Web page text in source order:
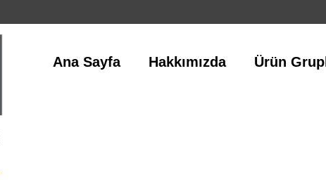
Ana Sayfa Hakkımızda Ürün